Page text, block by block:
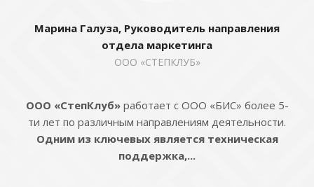
Марина Галуза, Руководитель направления
отдела маркетинга
ООО «СТЕПКЛУБ»
ООО «СтепКлуб»работает с ООО «БИС» более 5-
ти лет по различным направлениям деятельности.
Одним из ключевых является техническая
поддержка,...